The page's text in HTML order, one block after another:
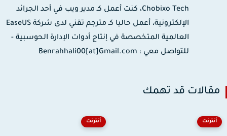
Chobixo Tech، كنت أعمل كـ مدير ويب في أحد الجرائد
الإلكترونية، أعمل حاليا كـ مترجم تقني لدى شركة EaseUS
العالمية المتخصصة في إنتاج أدوات الإدارة الحوسبية -
للتواصل معي : Benrahhali00[at]Gmail.com
قد تهمك
أنترنت أنترنت